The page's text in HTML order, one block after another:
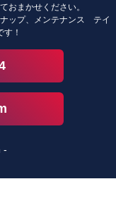
おまかせください。
ップ、メンテナンス テイ
！
-